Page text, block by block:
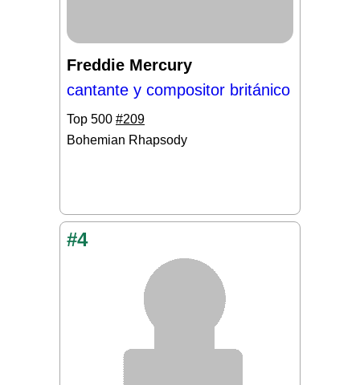
Freddie Mercury
cantante y compositor británico
Top 500 #209
Bohemian Rhapsody
#4